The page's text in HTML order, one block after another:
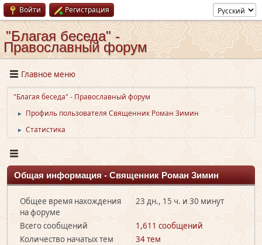
Войти Регистрация
"Благая беседа" -
Православный форум
Главное меню
"Благая беседа" - Православный форум
► Профиль пользователя Священник Роман Зимин
► Статистика
Общая информация - Священник Роман Зимин
Общее время нахождения
на форуме
23 дн., 15 ч. и 30 минут
Всего сообщений
1,611 сообщений
Количество начатых тем
34 тем